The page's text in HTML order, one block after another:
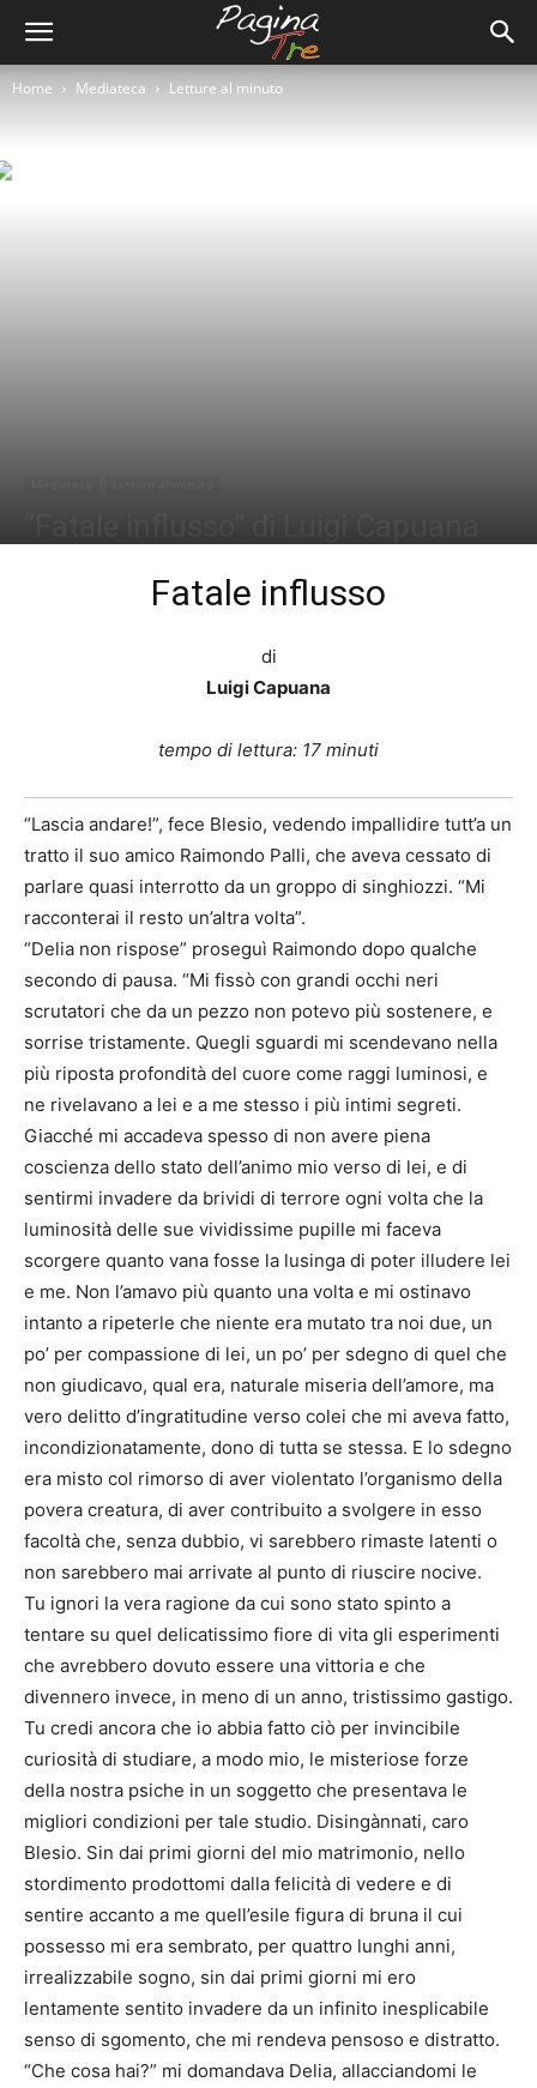
Home Mediateca Letture al minuto
“Fatale influsso” di Luigi Capuana
Fatale influsso
di
Luigi Capuana
tempo di lettura: 17 minuti
“Lascia andare!”, fece Blesio, vedendo impallidire tutt’a un
tratto il suo amico Raimondo Palli, che aveva cessato di
parlare quasi interrotto da un groppo di singhiozzi. “Mi
racconterai il resto un’altra volta”.
“Delia non rispose” proseguì Raimondo dopo qualche
secondo di pausa. “Mi fissò con grandi occhi neri
scrutatori che da un pezzo non potevo più sostenere, e
sorrise tristamente. Quegli sguardi mi scendevano nella
più riposta profondità del cuore come raggi luminosi, e
ne rivelavano a lei e a me stesso i più intimi segreti.
Giacché mi accadeva spesso di non avere piena
coscienza dello stato dell’animo mio verso di lei, e di
sentirmi invadere da brividi di terrore ogni volta che la
luminosità delle sue vividissime pupille mi faceva
scorgere quanto vana fosse la lusinga di poter illudere lei
e me. Non l’amavo più quanto una volta e mi ostinavo
intanto a ripeterle che niente era mutato tra noi due, un
po’ per compassione di lei, un po’ per sdegno di quel che
non giudicavo, qual era, naturale miseria dell’amore, ma
vero delitto d’ingratitudine verso colei che mi aveva fatto,
incondizionatamente, dono di tutta se stessa. E lo sdegno
era misto col rimorso di aver violentato l’organismo della
povera creatura, di aver contribuito a svolgere in esso
facoltà che, senza dubbio, vi sarebbero rimaste latenti o
non sarebbero mai arrivate al punto di riuscire nocive.
Tu ignori la vera ragione da cui sono stato spinto a
tentare su quel delicatissimo fiore di vita gli esperimenti
che avrebbero dovuto essere una vittoria e che
divennero invece, in meno di un anno, tristissimo gastigo.
Tu credi ancora che io abbia fatto ciò per invincibile
curiosità di studiare, a modo mio, le misteriose forze
della nostra psiche in un soggetto che presentava le
migliori condizioni per tale studio. Disingànnati, caro
Blesio. Sin dai primi giorni del mio matrimonio, nello
stordimento prodottomi dalla felicità di vedere e di
sentire accanto a me quell’esile figura di bruna il cui
possesso mi era sembrato, per quattro lunghi anni,
irrealizzabile sogno, sin dai primi giorni mi ero
lentamente sentito invadere da un infinito inesplicabile
senso di sgomento, che mi rendeva pensoso e distratto.
“Che cosa hai?” mi domandava Delia, allacciandomi le